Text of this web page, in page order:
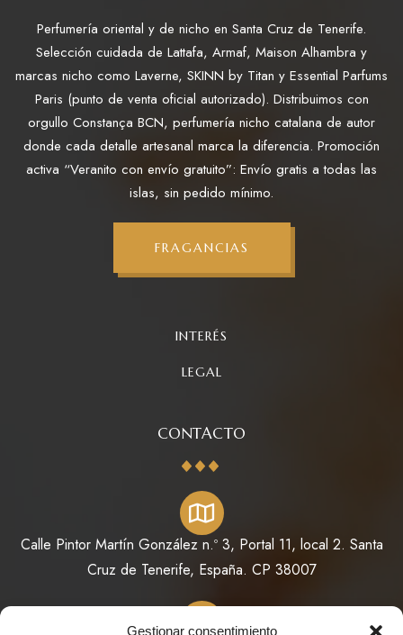
Gestionar consentimiento
Perfumería oriental y de nicho en Santa Cruz de Tenerife.
Selección cuidada de Lattafa, Armaf, Maison Alhambra y
marcas nicho como Laverne, SKINN by Titan y Essential Parfums
Paris (punto de venta oficial autorizado). Distribuimos con
orgullo Constança BCN, perfumería nicho catalana de autor
donde cada detalle artesanal marca la diferencia. Promoción
activa “Veranito con envío gratuito”: Envío gratis a todas las
islas, sin pedido mínimo.
FRAGANCIAS
INTERÉS
LEGAL
CONTACTO
Calle Pintor Martín González n.º 3, Portal 11, local 2. Santa
Cruz de Tenerife, España. CP 38007